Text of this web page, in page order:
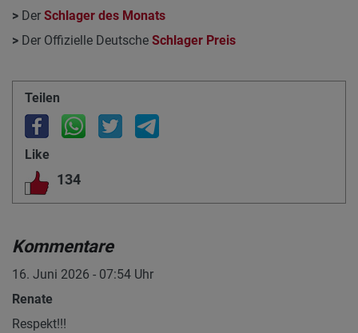
> Der Schlager des Monats
> Der Offizielle Deutsche Schlager Preis
Teilen
Like
134
Kommentare
16. Juni 2026 - 07:54 Uhr
Renate
Respekt!!!